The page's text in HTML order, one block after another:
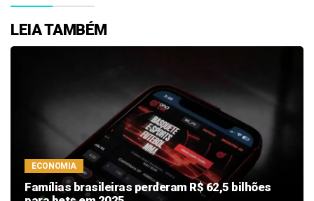
LEIA TAMBÉM
ECONOMIA
Famílias brasileiras perderam R$ 62,5 bilhões